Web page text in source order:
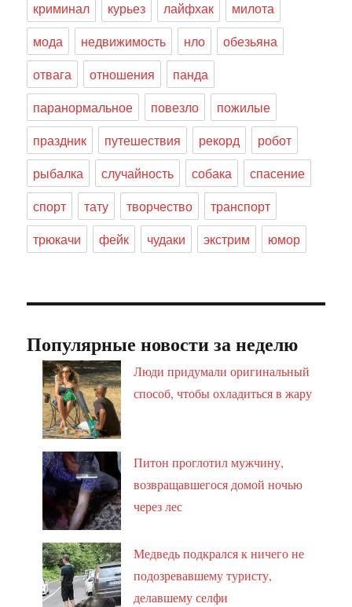
криминал курьез лайфхак
милота
мода
недвижимость нло
обезьяна
отвага
отношения
панда
паранормальное
повезло
пожилые
праздник
путешествия рекорд
робот
рыбалка
случайность собака
спасение
спорт
тату творчество
транспорт
трюкачи
фейк чудаки экстрим юмор
Популярные новости за неделю
Люди придумали оригинальный
способ, чтобы охладиться в жару
Питон проглотил мужчину,
возвращавшегося домой ночью
через лес
Медведь подкрался к ничего не
подозревавшему туристу,
делавшему селфи